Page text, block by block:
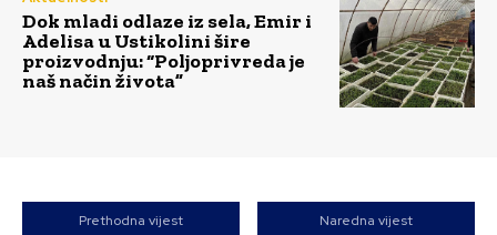
Dok mladi odlaze iz sela, Emir i
Adelisa u Ustikolini šire
proizvodnju: “Poljoprivreda je
naš način života”
Prethodna vijest Naredna vijest